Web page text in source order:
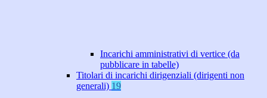
Incarichi amministrativi di vertice (da
pubblicare in tabelle)
Titolari di incarichi dirigenziali (dirigenti non
generali) 19